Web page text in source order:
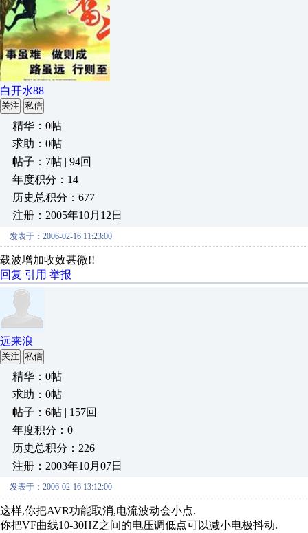
白开水88
关注 私信
精华：0帖
求助：0帖
帖子：7帖 | 94回
年度积分：14
历史总积分：677
注册：2005年10月12日
发表于：2006-02-16 11:23:00
载波增加收效甚微!!
回复 引用 举报
远来浪
关注 私信
精华：0帖
求助：0帖
帖子：6帖 | 157回
年度积分：0
历史总积分：226
注册：2003年10月07日
发表于：2006-02-16 13:12:00
这样,你把AVR功能取消,电流波动会小点.
你把VF曲线10-30HZ之间的电压调低点可以减小电极抖动.